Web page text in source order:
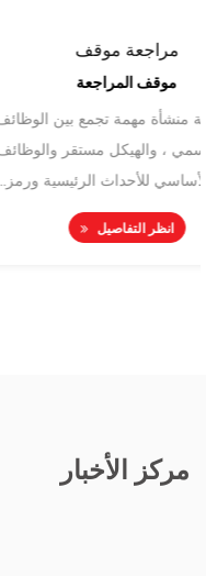
إنه
يقع رأس الكرة
سارية العلم ،
مركز الأخبار